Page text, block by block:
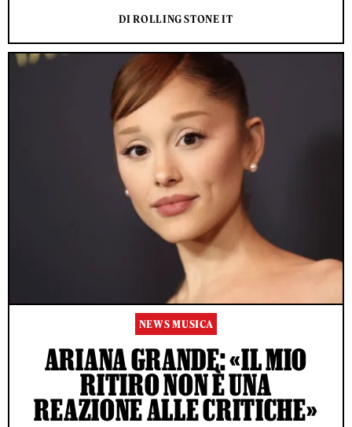
DI ROLLING STONE IT
NEWS MUSICA
ARIANA GRANDE: «IL MIO
RITIRO NON È UNA
REAZIONE ALLE CRITICHE»